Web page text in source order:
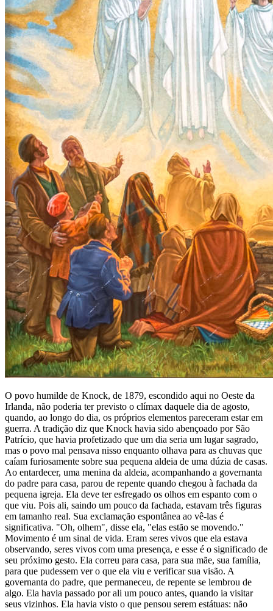
O povo humilde de Knock, de 1879, escondido aqui no Oeste da
Irlanda, não poderia ter previsto o clímax daquele dia de agosto,
quando, ao longo do dia, os próprios elementos pareceram estar em
guerra. A tradição diz que Knock havia sido abençoado por São
Patrício, que havia profetizado que um dia seria um lugar sagrado,
mas o povo mal pensava nisso enquanto olhava para as chuvas que
caíam furiosamente sobre sua pequena aldeia de uma dúzia de casas.
Ao entardecer, uma menina da aldeia, acompanhando a governanta
do padre para casa, parou de repente quando chegou à fachada da
pequena igreja. Ela deve ter esfregado os olhos em espanto com o
que viu. Pois ali, saindo um pouco da fachada, estavam três figuras
em tamanho real. Sua exclamação espontânea ao vê-las é
significativa. "Oh, olhem", disse ela, "elas estão se movendo."
Movimento é um sinal de vida. Eram seres vivos que ela estava
observando, seres vivos com uma presença, e esse é o significado de
seu próximo gesto. Ela correu para casa, para sua mãe, sua família,
para que pudessem ver o que ela viu e verificar sua visão. A
governanta do padre, que permaneceu, de repente se lembrou de
algo. Ela havia passado por ali um pouco antes, quando ia visitar
seus vizinhos. Ela havia visto o que pensou serem estátuas: não